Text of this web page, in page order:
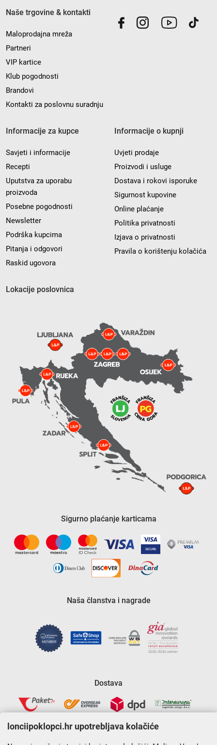
Naše trgovine & kontakti
Maloprodajna mreža
Partneri
VIP kartice
Klub pogodnosti
Brandovi
Kontakti za poslovnu suradnju
Informacije za kupce
Savjeti i informacije
Recepti
Uputstva za uporabu
proizvoda
Posebne pogodnosti
Newsletter
Podrška kupcima
Pitanja i odgovori
Raskid ugovora
Informacije o kupnji
Uvjeti prodaje
Proizvodi i usluge
Dostava i rokovi isporuke
Sigurnost kupovine
Online plaćanje
Politika privatnosti
Izjava o privatnosti
Pravila o korištenju kolačića
Lokacije poslovnica
Sigurno plaćanje karticama
Naša članstva i nagrade
Dostava
lonciipoklopci.hr upotrebljava kolačiće